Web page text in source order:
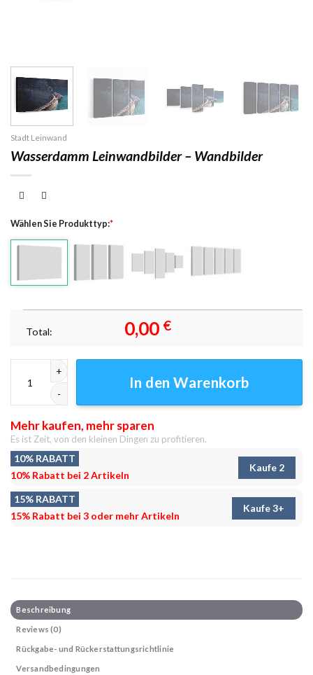
Stadt Leinwand
Wasserdamm Leinwandbilder – Wandbilder
Wählen Sie Produkttyp:*
Total: 0,00 €
In den Warenkorb
Mehr kaufen, mehr sparen
Es ist Zeit, von den kleinen Dingen zu profitieren.
10% RABATT
10% Rabatt bei 2 Artikeln
Kaufe 2
15% RABATT
15% Rabatt bei 3 oder mehr Artikeln
Kaufe 3+
Beschreibung
Reviews (0)
Rückgabe- und Rückerstattungsrichtlinie
Versandbedingungen